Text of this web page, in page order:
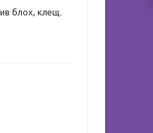
блох, клещ.